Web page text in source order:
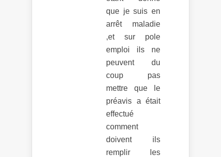
que je suis en
arrêt maladie
,et sur pole
emploi ils ne
peuvent du
coup pas
mettre que le
préavis a était
effectué
comment
doivent ils
remplir les